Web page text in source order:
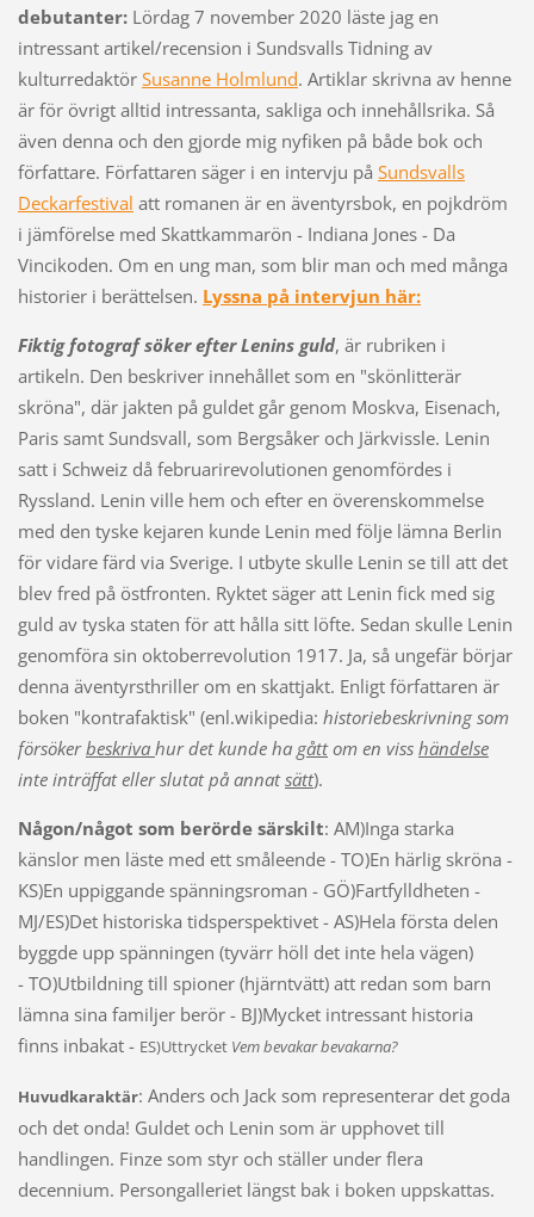
debutanter:Lördag 7 november 2020 läste jag en
intressant artikel/recension i Sundsvalls Tidning av
kulturredaktör Susanne Holmlund. Artiklar skrivna av henne
är för övrigt alltid intressanta, sakliga och innehållsrika. Så
även denna och den gjorde mig nyfiken på både bok och
författare. Författaren säger i en intervju på Sundsvalls
Deckarfestival att romanen är en äventyrsbok, en pojkdröm
i jämförelse med Skattkammarön - Indiana Jones - Da
Vincikoden. Om en ung man, som blir man och med många
historier i berättelsen. Lyssna på intervjun här:
Fiktig fotograf söker efter Lenins guld, är rubriken i
artikeln. Den beskriver innehållet som en "skönlitterär
skröna", där jakten på guldet går genom Moskva, Eisenach,
Paris samt Sundsvall, som Bergsåker och Järkvissle. Lenin
satt i Schweiz då februarirevolutionen genomfördes i
Ryssland. Lenin ville hem och efter en överenskommelse
med den tyske kejaren kunde Lenin med följe lämna Berlin
för vidare färd via Sverige. I utbyte skulle Lenin se till att det
blev fred på östfronten. Ryktet säger att Lenin fick med sig
guld av tyska staten för att hålla sitt löfte. Sedan skulle Lenin
genomföra sin oktoberrevolution 1917. Ja, så ungefär börjar
denna äventyrsthriller om en skattjakt. Enligt författaren är
boken "kontrafaktisk" (enl.wikipedia: historiebeskrivning som
försökerbeskriva hur det kunde ha gåttom en viss händelse
inte inträffat eller slutat på annatsätt).
Någon/något som berörde särskilt: AM)Inga starka
känslor men läste med ett småleende - TO)En härlig skröna -
KS)En uppiggande spänningsroman - GÖ)Fartfylldheten -
MJ/ES)Det historiska tidsperspektivet - AS)Hela första delen
byggde upp spänningen (tyvärr höll det inte hela vägen)
- TO)Utbildning till spioner (hjärntvätt) att redan som barn
lämna sina familjer berör - BJ)Mycket intressant historia
finns inbakat - ES)Uttrycket Vem bevakar bevakarna?
Huvudkaraktär: Anders och Jack som representerar det goda
och det onda! Guldet och Lenin som är upphovet till
handlingen. Finze som styr och ställer under flera
decennium. Persongalleriet längst bak i boken uppskattas.